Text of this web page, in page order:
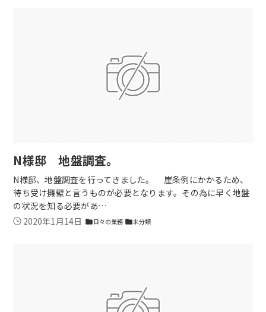
N様邸 地盤調査。
N様邸、地盤調査を行ってきました。 崖条例にかかるため、
待ち受け擁壁と言うものが必要となります。その為に早く地盤
の状況を知る必要があ…
2020年1月14日 folder日々の業務 folder未分類